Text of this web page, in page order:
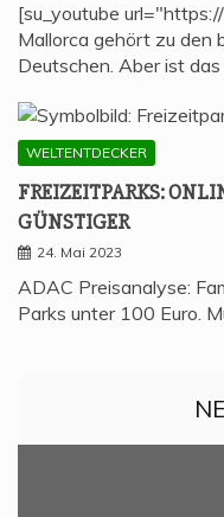
[su_youtube
Mallorca gehört zu den
Deutschen. Aber ist
WELTENTDECKER
FREI­ZEIT­PARKS:
GÜNSTIGER
24. Mai 2023
ADAC Preisanalyse:
Parks unter 100 Euro.